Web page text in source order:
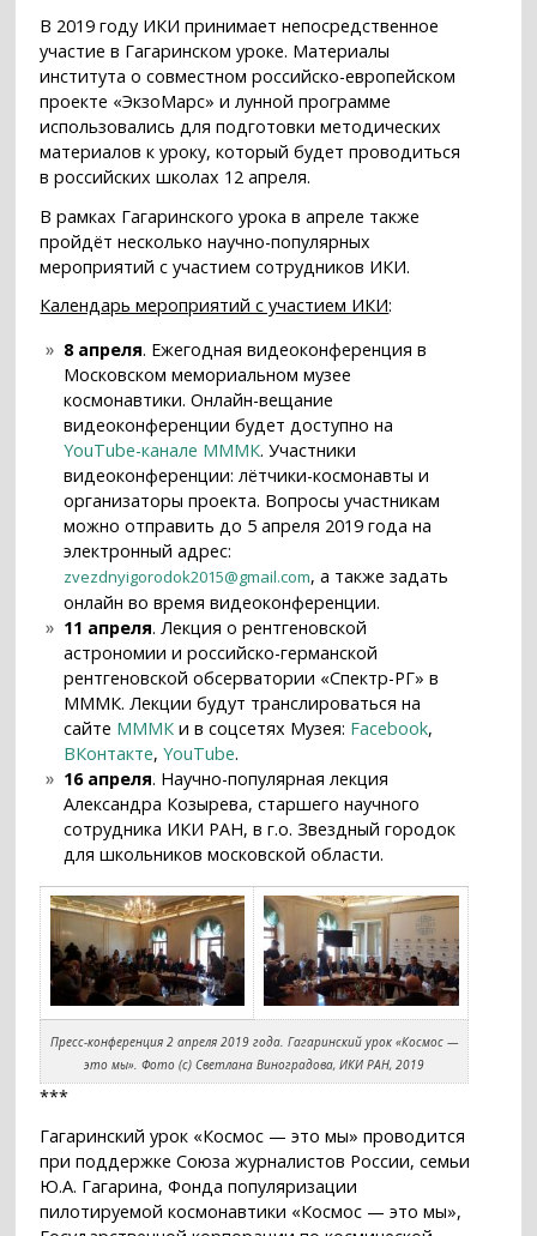
В 2019 году ИКИ принимает непосредственное
участие в Гагаринском уроке. Материалы
института о совместном российско-европейском
проекте «ЭкзоМарс» и лунной программе
использовались для подготовки методических
материалов к уроку, который будет проводиться
в российских школах 12 апреля.
В рамках Гагаринского урока в апреле также
пройдёт несколько научно-популярных
мероприятий с участием сотрудников ИКИ.
Календарь мероприятий с участием ИКИ:
8 апреля. Ежегодная видеоконференция в
Московском мемориальном музее
космонавтики. Онлайн-вещание
видеоконференции будет доступно на
YouTube-канале МММК. Участники
видеоконференции: лётчики-космонавты и
организаторы проекта. Вопросы участникам
можно отправить до 5 апреля 2019 года на
электронный адрес:
zvezdnyigorodok2015@gmail.com, а также задать
онлайн во время видеоконференции.
11 апреля. Лекция о рентгеновской
астрономии и российско-германской
рентгеновской обсерватории «Спектр-РГ» в
МММК. Лекции будут транслироваться на
сайте МММКи в соцсетях Музея: Facebook,
ВКонтакте,YouTube.
16 апреля. Научно-популярная лекция
Александра Козырева, старшего научного
сотрудника ИКИ РАН, в г.о. Звездный городок
для школьников московской области.
Пресс-конференция 2 апреля 2019 года. Гагаринский урок «Космос —
это мы». Фото (с) Светлана Виноградова, ИКИ РАН, 2019
***
Гагаринский урок «Космос — это мы» проводится
при поддержке Союза журналистов России, семьи
Ю.А. Гагарина, Фонда популяризации
пилотируемой космонавтики «Космос — это мы»,